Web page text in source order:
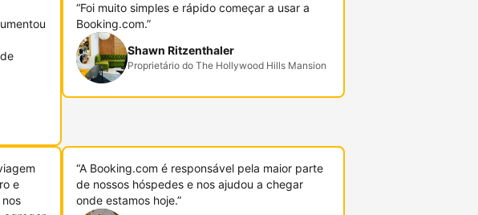
“Foi muito simples e rápido começar a usar a
Booking.com.”
Shawn Ritzenthaler
Proprietário do The Hollywood Hills Mansion
e
“A Booking.com é responsável pela maior parte
de nossos hóspedes e nos ajudou a chegar
onde estamos hoje.”